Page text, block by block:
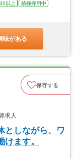
以上
積極採用中
味がある
保存する
求人
としながら、ワ
ます。